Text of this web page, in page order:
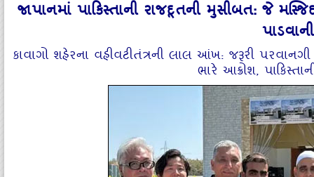
જાપાનમાં પાકિસ્તાની રાજદૂતની મુસીબત: જે
કાવાગો શહેરના વહીવટીતંત્રની લાલ આંખ: જરૂરી
ભારે આક્રોશ,